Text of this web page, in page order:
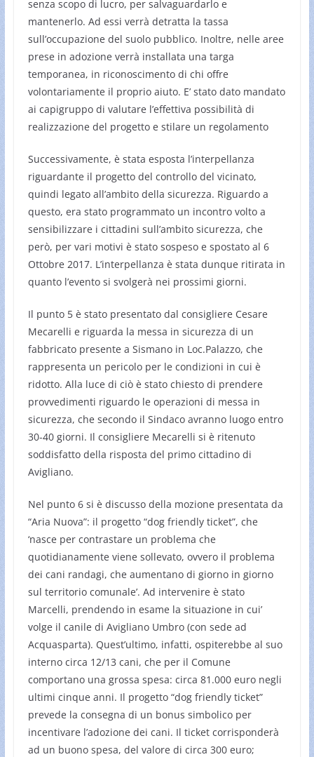
senza scopo di lucro, per salvaguardarlo e
mantenerlo. Ad essi verrà detratta la tassa
sull’occupazione del suolo pubblico. Inoltre, nelle aree
prese in adozione verrà installata una targa
temporanea, in riconoscimento di chi offre
volontariamente il proprio aiuto. E’ stato dato mandato
ai capigruppo di valutare l’effettiva possibilità di
realizzazione del progetto e stilare un regolamento
Successivamente, è stata esposta l’interpellanza
riguardante il progetto del controllo del vicinato,
quindi legato all’ambito della sicurezza. Riguardo a
questo, era stato programmato un incontro volto a
sensibilizzare i cittadini sull’ambito sicurezza, che
però, per vari motivi è stato sospeso e spostato al 6
Ottobre 2017. L’interpellanza è stata dunque ritirata in
quanto l’evento si svolgerà nei prossimi giorni.
Il punto 5 è stato presentato dal consigliere Cesare
Mecarelli e riguarda la messa in sicurezza di un
fabbricato presente a Sismano in Loc.Palazzo, che
rappresenta un pericolo per le condizioni in cui è
ridotto. Alla luce di ciò è stato chiesto di prendere
provvedimenti riguardo le operazioni di messa in
sicurezza, che secondo il Sindaco avranno luogo entro
30-40 giorni. Il consigliere Mecarelli si è ritenuto
soddisfatto della risposta del primo cittadino di
Avigliano.
Nel punto 6 si è discusso della mozione presentata da
“Aria Nuova”: il progetto “dog friendly ticket”, che
‘nasce per contrastare un problema che
quotidianamente viene sollevato, ovvero il problema
dei cani randagi, che aumentano di giorno in giorno
sul territorio comunale’. Ad intervenire è stato
Marcelli, prendendo in esame la situazione in cui’
volge il canile di Avigliano Umbro (con sede ad
Acquasparta). Quest’ultimo, infatti, ospiterebbe al suo
interno circa 12/13 cani, che per il Comune
comportano una grossa spesa: circa 81.000 euro negli
ultimi cinque anni. Il progetto “dog friendly ticket”
prevede la consegna di un bonus simbolico per
incentivare l’adozione dei cani. Il ticket corrisponderà
ad un buono spesa, del valore di circa 300 euro;